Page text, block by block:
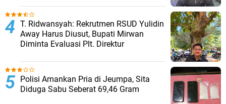
T. Ridwansyah: Rekrutmen RSUD Yulidin
Away Harus Diusut, Bupati Mirwan
Diminta Evaluasi Plt. Direktur
Polisi Amankan Pria di Jeumpa, Sita
Diduga Sabu Seberat 69,46 Gram